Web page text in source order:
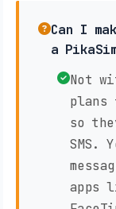
Can I
a
Not
plans
so
SMS.
apps